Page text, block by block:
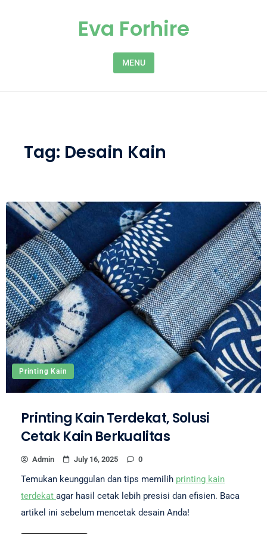
Eva Forhire
MENU
Tag: Desain Kain
Printing Kain
Printing Kain Terdekat, Solusi
Cetak Kain Berkualitas
Admin July 16, 2025 0
Temukan keunggulan dan tips memilih printing kain
terdekat agar hasil cetak lebih presisi dan efisien. Baca
artikel ini sebelum mencetak desain Anda!